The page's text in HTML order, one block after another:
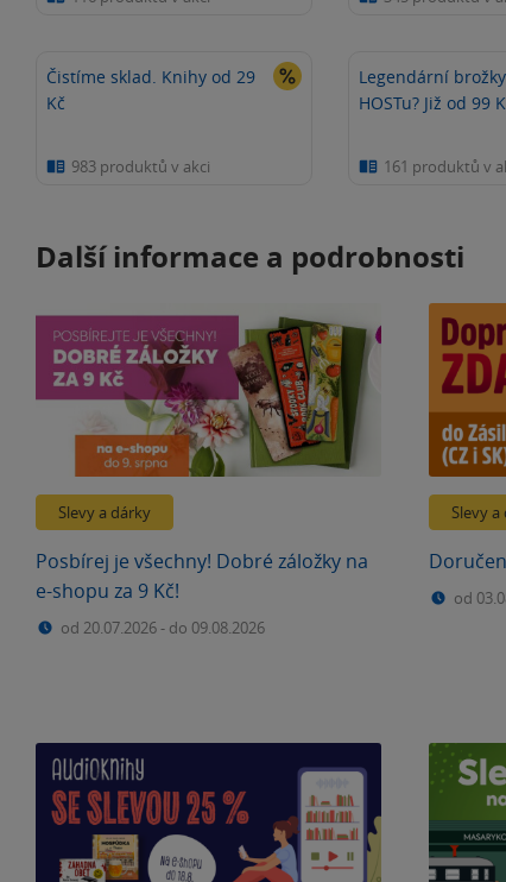
Čistíme sklad. Knihy od 29
Kč
983 produktů v akci
Legendární
HOSTu? Již od 99
161 produktů v
Další informace a podrobnosti
Slevy a dárky
Posbírej je všechny! Dobré záložky na
e-shopu za 9 Kč!
od 20.07.2026- do 09.08.2026
Slevy
od